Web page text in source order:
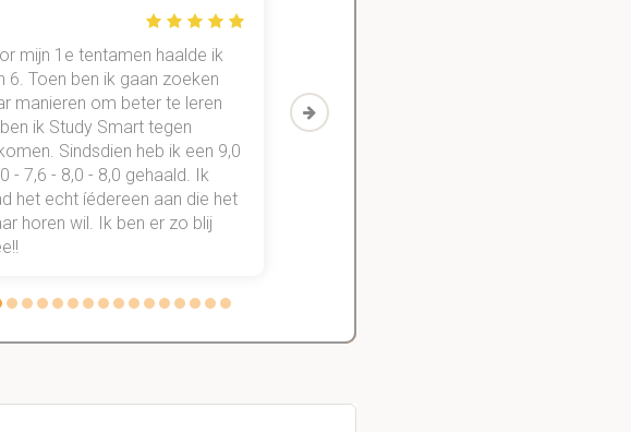
mijn 1e tentamen haalde ik
6. Toen ben ik gaan zoeken
manieren om beter te leren
ik Study Smart tegen
Sindsdien heb ik een 9,0
- 7,6 - 8,0 - 8,0 gehaald. Ik
het echt íédereen aan die het
horen wil. Ik ben er zo blij
vakken. Sinds ik mijn
aantekeningen digitaal maak in